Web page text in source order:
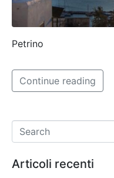
Petrino
Continue reading
Articoli recenti